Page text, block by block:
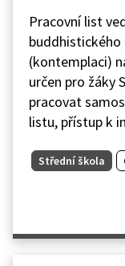
Pracovní list
buddhistického
(kontemplaci)
určen pro žáky
pracovat
listu, přístup k
Střední škola